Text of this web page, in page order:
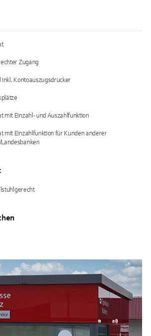
Zugang
inkl. Kontoauszugsdrucker
mit Einzahl- und Auszahlfunktion
mit Einzahlfunktion für Kunden anderer